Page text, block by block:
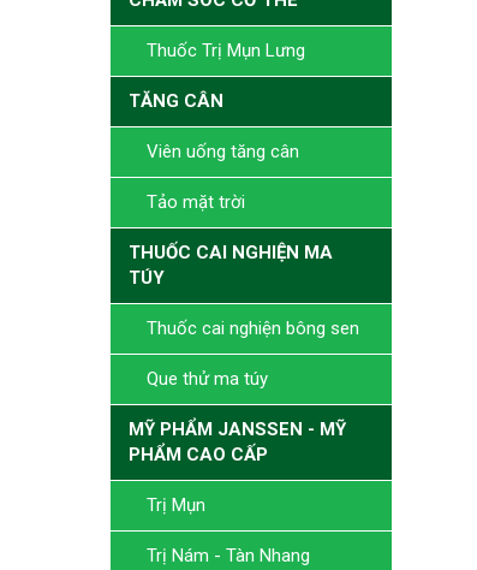
Thuốc Trị Mụn Lưng
TĂNG CÂN
Viên uống tăng cân
Tảo mặt trời
THUỐC CAI NGHIỆN MA
TÚY
Thuốc cai nghiện bông sen
Que thử ma túy
MỸ PHẨM JANSSEN - MỸ
PHẨM CAO CẤP
Trị Mụn
Trị Nám - Tàn Nhang